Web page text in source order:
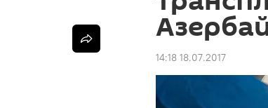
14:18 18.07.2017